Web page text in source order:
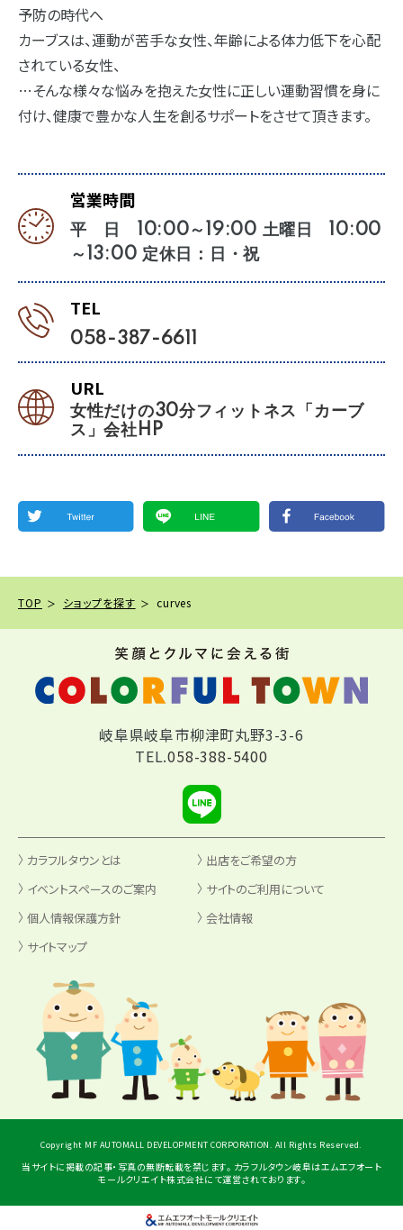
予防の時代へ
カーブスは、運動が苦手な女性、年齢による体力低下を心配
されている女性、
…そんな様々な悩みを抱えた女性に正しい運動習慣を身に
付け、健康で豊かな人生を創るサポートをさせて頂きます。
営業時間
平 日 10:00～19:00 土曜日 10:00
～13:00 定休日：日・祝
TEL
058-387-6611
URL
女性だけの30分フィットネス「カーブ
ス」会社HP
TOP ショップを探す curves
岐阜県岐阜市柳津町丸野3-3-6
TEL.058-388-5400
カラフルタウンとは
出店をご希望の方
イベントスペースのご案内
サイトのご利用について
個人情報保護方針
会社情報
サイトマップ
Copyright MF AUTOMALL DEVELOPMENT CORPORATION. All Rights Reserved.
当サイトに掲載の記事・写真の無断転載を禁じます。 カラフルタウン岐阜はエムエフオート
モールクリエイト株式会社にて運営されております。